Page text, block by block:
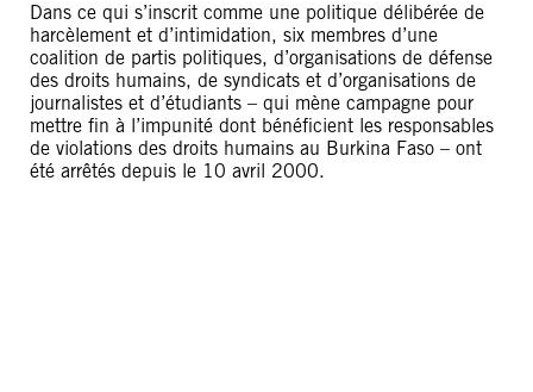
Dans ce qui s’inscrit comme une politique délibérée de
harcèlement et d’intimidation, six membres d’une
coalition de partis politiques, d’organisations de défense
des droits humains, de syndicats et d’organisations de
journalistes et d’étudiants – qui mène campagne pour
mettre fin à l’impunité dont bénéficient les responsables
de violations des droits humains au Burkina Faso – ont
été arrêtés depuis le 10 avril 2000.